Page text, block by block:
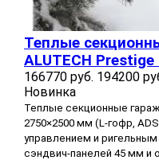
Теплые
ALUTECH
166770 руб. 194200
Новинка
Теплые секционные
2750×2500 мм (L-гофр,
управлением и
сэндвич‑панелей 45 мм и